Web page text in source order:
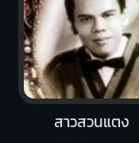
สาวสวนแตง